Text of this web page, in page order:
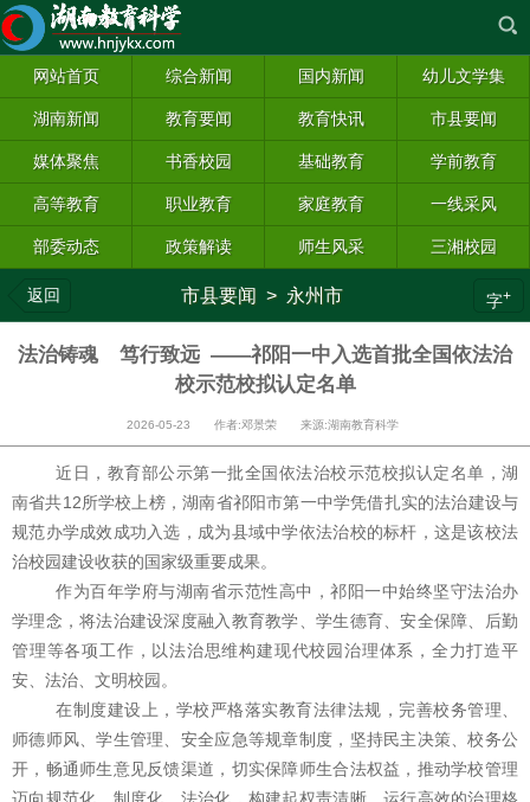
网站首页 综合新闻 国内新闻 幼儿文学集
湖南新闻 教育要闻 教育快讯 市县要闻
媒体聚焦 书香校园 基础教育 学前教育
高等教育 职业教育 家庭教育 一线采风
部委动态 政策解读 师生风采 三湘校园
返回 市县要闻 > 永州市 字+
法治铸魂 笃行致远 ——祁阳一中入选首批全国依法治
校示范校拟认定名单
2026-05-23 作者:邓景荣 来源:湖南教育科学
近日，教育部公示第一批全国依法治校示范校拟认定名单，湖
南省共12所学校上榜，湖南省祁阳市第一中学凭借扎实的法治建设与
规范办学成效成功入选，成为县域中学依法治校的标杆，这是该校法
治校园建设收获的国家级重要成果。
作为百年学府与湖南省示范性高中，祁阳一中始终坚守法治办
学理念，将法治建设深度融入教育教学、学生德育、安全保障、后勤
管理等各项工作，以法治思维构建现代校园治理体系，全力打造平
安、法治、文明校园。
在制度建设上，学校严格落实教育法律法规，完善校务管理、
师德师风、学生管理、安全应急等规章制度，坚持民主决策、校务公
开，畅通师生意见反馈渠道，切实保障师生合法权益，推动学校管理